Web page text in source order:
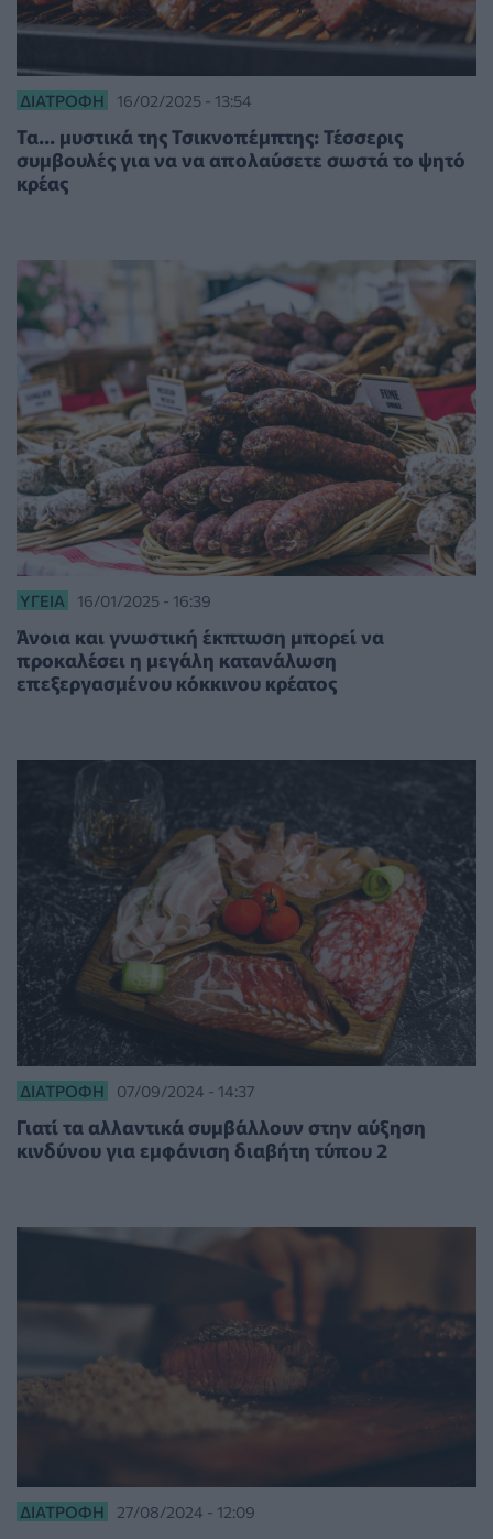
ΔΙΑΤΡΟΦΉ 16/02/2025 - 13:54
Τα... μυστικά της Τσικνοπέμπτης: Τέσσερις
συμβουλές για να να απολαύσετε σωστά το ψητό
κρέας
ΥΓΕΊΑ 16/01/2025 - 16:39
Άνοια και γνωστική έκπτωση μπορεί να
προκαλέσει η μεγάλη κατανάλωση
επεξεργασμένου κόκκινου κρέατος
ΔΙΑΤΡΟΦΉ 07/09/2024 - 14:37
Γιατί τα αλλαντικά συμβάλλουν στην αύξηση
κινδύνου για εμφάνιση διαβήτη τύπου 2
ΔΙΑΤΡΟΦΉ 27/08/2024 - 12:09